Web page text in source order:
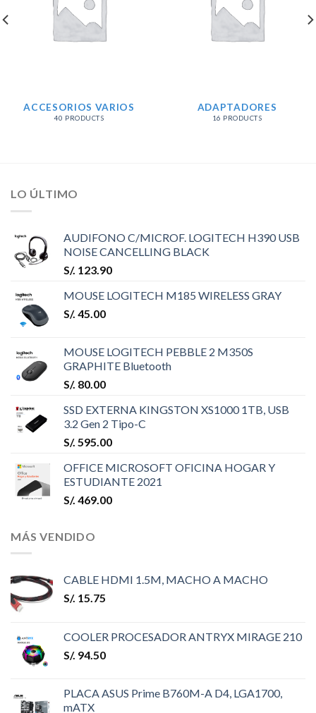
ACCESORIOS VARIOS
40 PRODUCTS
ADAPTADORES
16 PRODUCTS
LO ÚLTIMO
AUDIFONO C/MICROF. LOGITECH H390 USB
NOISE CANCELLING BLACK
S/. 123.90
MOUSE LOGITECH M185 WIRELESS GRAY
S/. 45.00
MOUSE LOGITECH PEBBLE 2 M350S
GRAPHITE Bluetooth
S/. 80.00
SSD EXTERNA KINGSTON XS1000 1TB, USB
3.2 Gen 2 Tipo-C
S/. 595.00
OFFICE MICROSOFT OFICINA HOGAR Y
ESTUDIANTE 2021
S/. 469.00
MÁS VENDIDO
CABLE HDMI 1.5M, MACHO A MACHO
S/. 15.75
COOLER PROCESADOR ANTRYX MIRAGE 210
S/. 94.50
PLACA ASUS Prime B760M-A D4, LGA1700,
mATX